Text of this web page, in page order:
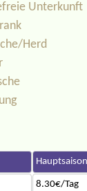
Unterkunft
Herd
Hauptsaison
8.30€/Tag